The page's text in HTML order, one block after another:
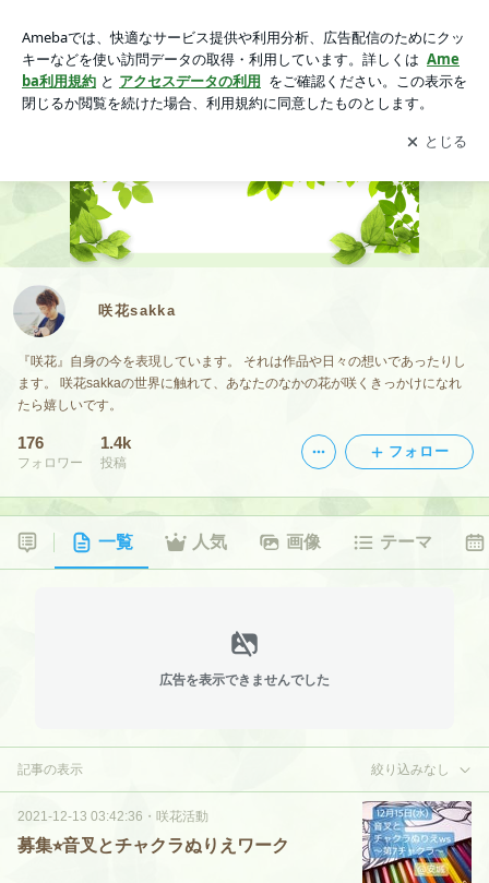
アプリをダウンロードして ブログの更新通知
を受け取りまし
ょう。
開く
咲花sakka
『咲花』自身の今を表現しています。 それは作品や日々の想いであったりし
ます。 咲花sakkaの世界に触れて、あなたのなかの花が咲くきっかけになれ
たら嬉しいです。
176
フォロワー
1.4k
投稿
フォロー
一覧 人気 画像 テーマ
広告を表示できませんでした
記事の表示 絞り込みなし
2021-12-13 03:42:36 ・ 咲花活動
募集⭐︎音叉とチャクラぬりえワーク